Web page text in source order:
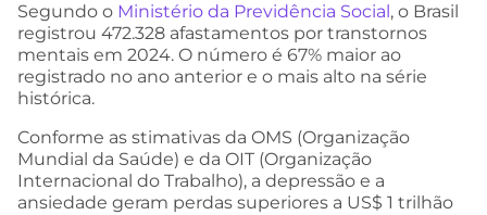
Segundo o Ministério da Previdência Social , o Brasil
registrou 472.328 afastamentos por transtornos
mentais em 2024. O número é 67% maior ao
registrado no ano anterior e o mais alto na série
histórica.
Conforme as stimativas da OMS (Organização
Mundial da Saúde) e da OIT (Organização
Internacional do Trabalho), a depressão e a
ansiedade geram perdas superiores a US$ 1 trilhão